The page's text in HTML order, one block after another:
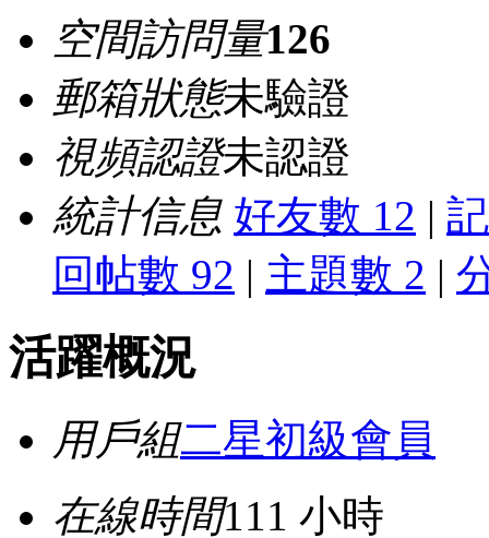
空間訪問量126
郵箱狀態未驗證
視頻認證未認證
統計信息 好友數 12 |
回帖數 92 | 主題數 2 |
活躍概況
用戶組二星初級會員
在線時間111 小時